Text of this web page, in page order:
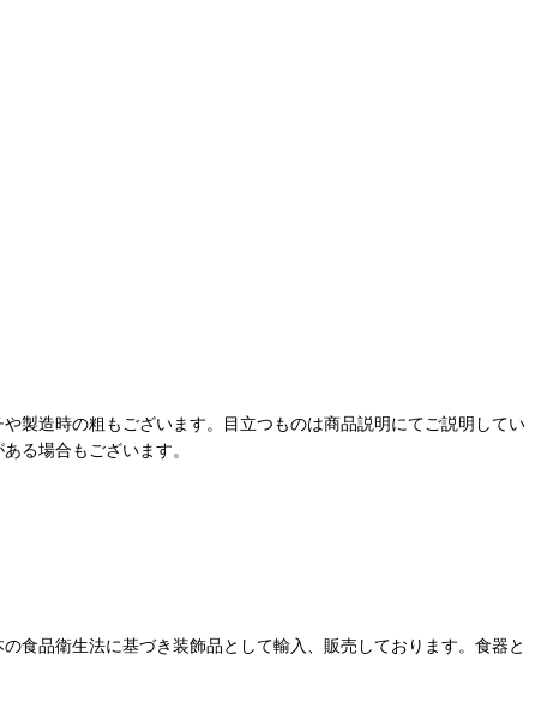
製造時の粗もございます。目立つものは商品説明にてご説明してい
る場合もございます。
食品衛生法に基づき装飾品として輸入、販売しております。食器と